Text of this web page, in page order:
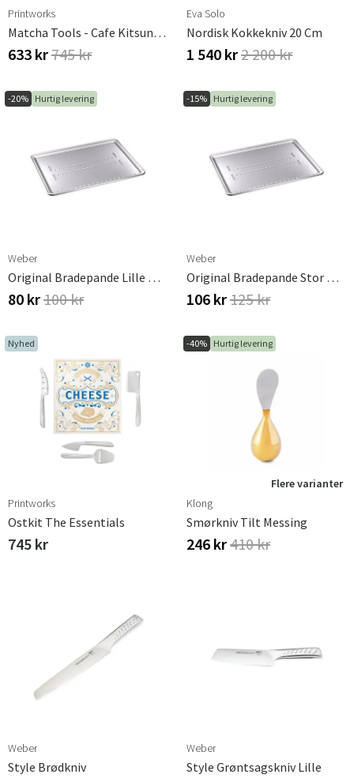
Danmark
Printworks
Matcha Tools - Cafe Kitsuné X Printworks
633 kr745 kr
Eva Solo
Nordisk Kokkekniv 20 Cm
1 540 kr2 200 kr
-20% Hurtig levering
Weber
Original Bradepande Lille Q Weber
80 kr100 kr
-15% Hurtig levering
Weber
Original Bradepande Stor Q Weber
106 kr125 kr
Nyhed
Printworks
Ostkit The Essentials
745 kr
-40% Hurtig levering
Flere varianter
Klong
Smørkniv Tilt Messing
246 kr410 kr
Weber
Style Brødkniv
Weber
Style Grøntsagskniv Lille